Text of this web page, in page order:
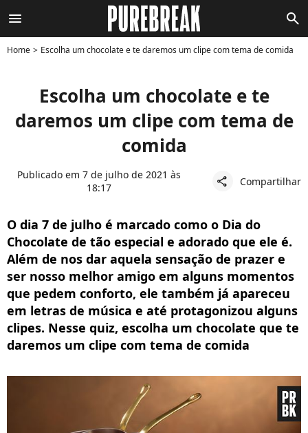
menu search
Home Escolha um chocolate e te daremos um clipe com tema de comida
Escolha um chocolate e te
daremos um clipe com tema de
comida
Publicado em 7 de julho de 2021 às
18:17
share Compartilhar
O dia 7 de julho é marcado como o Dia do
Chocolate de tão especial e adorado que ele é.
Além de nos dar aquela sensação de prazer e
ser nosso melhor amigo em alguns momentos
que pedem conforto, ele também já apareceu
em letras de música e até protagonizou alguns
clipes. Nesse quiz, escolha um chocolate que te
daremos um clipe com tema de comida